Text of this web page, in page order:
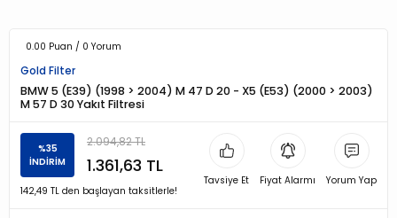
0.00 Puan / 0 Yorum
Gold Filter
BMW 5 (E39) (1998 > 2004) M 47 D 20 - X5 (E53) (2000 > 2003)
M 57 D 30 Yakıt Filtresi
%35
İNDİRİM
2.094,82 TL
1.361,63 TL
142,49 TL den başlayan taksitlerle!
Tavsiye Et Fiyat Alarmı Yorum Yap